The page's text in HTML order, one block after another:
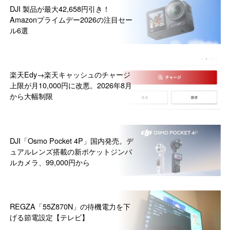
DJI 製品が最大42,658円引き！
Amazonプライムデー2026の注目セー
ル6選
楽天Edy→楽天キャッシュのチャージ
上限が月10,000円に改悪。2026年8月
から大幅制限
DJI「Osmo Pocket 4P」国内発売。デ
ュアルレンズ搭載の新ポケットジンバ
ルカメラ、99,000円から
REGZA「55Z870N」の待機電力を下
げる節電設定【テレビ】